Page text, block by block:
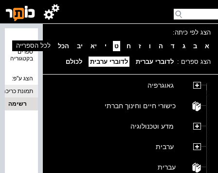
הצג לפי כיתה:
א
ב ג ד ה ו ז ח ט י יא יב הכל
הצג ספרים : לדוברי עברית לדוברי ערבית לכולם
גאוגרפיה
כישורי חיים וחינוך חברתי
מדע וטכנולוגיה
ערבית
עברית
ספרים
בקטגוריה
לכל הספרייה
הצג ע''פ:
תמונת כריכה
רשימה